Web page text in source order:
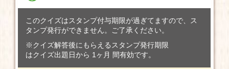
このクイズはスタンプ付与期限が過ぎてますので、ス
タンプ発行ができません。ご了承ください。
※クイズ解答後にもらえるスタンプ発行期限
はクイズ出題日から 1ヶ月 間有効です。